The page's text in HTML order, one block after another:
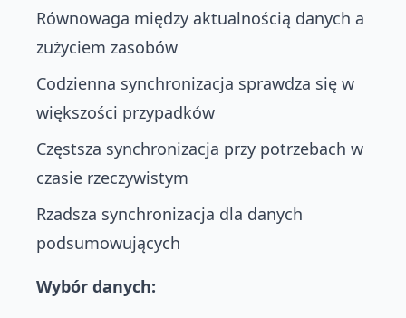
Równowaga między aktualnością danych a
zużyciem zasobów
Codzienna synchronizacja sprawdza się w
większości przypadków
Częstsza synchronizacja przy potrzebach w
czasie rzeczywistym
Rzadsza synchronizacja dla danych
podsumowujących
Wybór danych: